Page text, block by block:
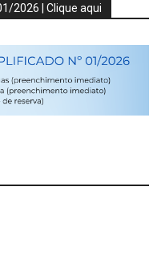
2026 | Clique aqui